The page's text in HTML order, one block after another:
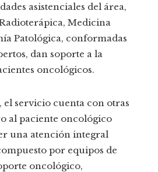
asistenciales del área,
Medicina
Patológica, conformadas
dan soporte a la
oncológicos.
el servicio cuenta con otras
al paciente oncológico
una atención integral
por equipos de
oncológico,